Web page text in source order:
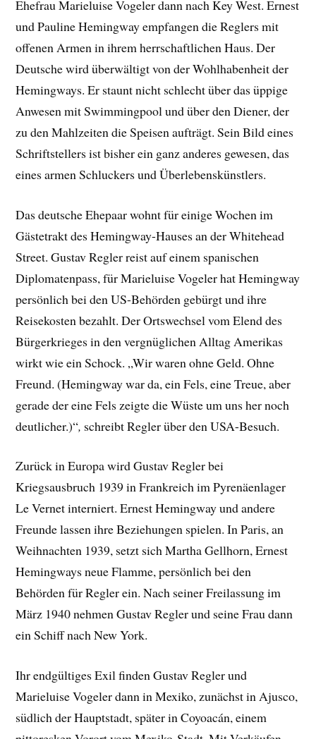
Ehefrau Marieluise Vogeler dann nach Key West. Ernest
und Pauline Hemingway empfangen die Reglers mit
offenen Armen in ihrem herrschaftlichen Haus. Der
Deutsche wird überwältigt von der Wohlhabenheit der
Hemingways. Er staunt nicht schlecht über das üppige
Anwesen mit Swimmingpool und über den Diener, der
zu den Mahlzeiten die Speisen aufträgt. Sein Bild eines
Schriftstellers ist bisher ein ganz anderes gewesen, das
eines armen Schluckers und Überlebenskünstlers.
Das deutsche Ehepaar wohnt für einige Wochen im
Gästetrakt des Hemingway-Hauses an der Whitehead
Street. Gustav Regler reist auf einem spanischen
Diplomatenpass, für Marieluise Vogeler hat Hemingway
persönlich bei den US-Behörden gebürgt und ihre
Reisekosten bezahlt. Der Ortswechsel vom Elend des
Bürgerkrieges in den vergnüglichen Alltag Amerikas
wirkt wie ein Schock. „Wir waren ohne Geld. Ohne
Freund. (Hemingway war da, ein Fels, eine Treue, aber
gerade der eine Fels zeigte die Wüste um uns her noch
deutlicher.)“, schreibt Regler über den USA-Besuch.
Zurück in Europa wird Gustav Regler bei
Kriegsausbruch 1939 in Frankreich im Pyrenäenlager
Le Vernet interniert. Ernest Hemingway und andere
Freunde lassen ihre Beziehungen spielen. In Paris, an
Weihnachten 1939, setzt sich Martha Gellhorn, Ernest
Hemingways neue Flamme, persönlich bei den
Behörden für Regler ein.Nach seiner Freilassung im
März 1940 nehmen Gustav Regler und seine Frau dann
ein Schiff nach New York.
Ihr endgültiges Exil finden Gustav Regler und
Marieluise Vogeler dann in Mexiko, zunächst in Ajusco,
südlich der Hauptstadt, später in Coyoacán, einem